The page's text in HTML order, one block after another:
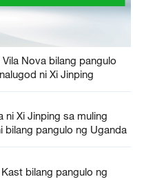
Nova bilang pangulo
ni Xi Jinping
ni Xi Jinping sa muling
bilang pangulo ng Uganda
bilang pangulo ng